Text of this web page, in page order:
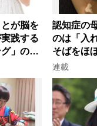
が脳を
践する
グ」の極
認知症の
のは「入
そばをほ
子が血の
連載